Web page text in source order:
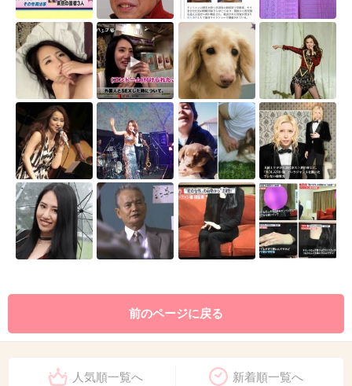
前のページに戻る
人気順一覧へ 新着順一覧へ